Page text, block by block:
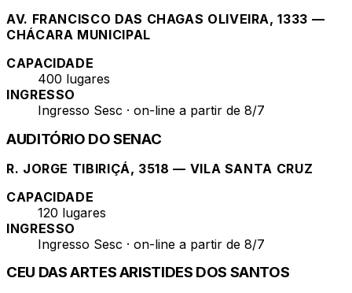
AV. FRANCISCO DAS CHAGAS OLIVEIRA, 1333 —
CHÁCARA MUNICIPAL
CAPACIDADE
400 lugares
INGRESSO
Ingresso Sesc · on-line a partir de 8/7
AUDITÓRIO DO SENAC
R. JORGE TIBIRIÇÁ, 3518 — VILA SANTA CRUZ
CAPACIDADE
120 lugares
INGRESSO
Ingresso Sesc · on-line a partir de 8/7
CEU DAS ARTES ARISTIDES DOS SANTOS